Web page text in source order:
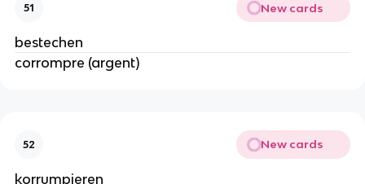
51 New cards
bestechen
corrompre (argent)
52 New cards
korrumpieren